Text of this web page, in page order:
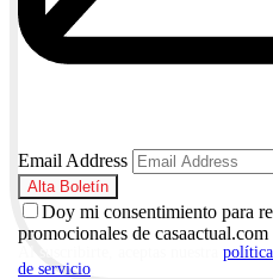
Email Address
Doy mi consentimiento para
promocionales de casaactual.com
de servicio